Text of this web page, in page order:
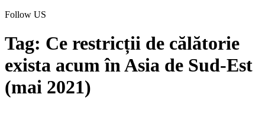
Follow US
Tag: Ce restricții de călătorie
exista acum în Asia de Sud-Est
(mai 2021)